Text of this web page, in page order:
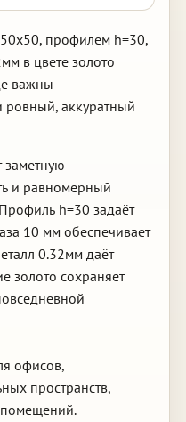
профилем h=30,
в цвете золото
важны
ровный, аккуратный
заметную
и равномерный
h=30 задаёт
10 мм обеспечивает
0.32мм даёт
золото сохраняет
офисов,
пространств,